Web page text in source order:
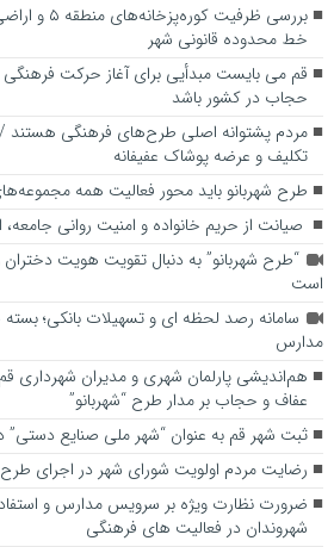
بررسی
خط محدوده قانونی شهر
قم می بایست مبدأیی برای آغاز حرکت فرهنگی
حجاب در کشور باشد
مردم پشتوانه اصلی طرح‌های فرهنگی هستند /
تکلیف و عرضه پوشاک عفیفانه
طرح شهربانو باید محور فعالیت همه
صیانت از حریم خانواده و امنیت روانی
“طرح شهربانو” به دنبال تقویت هویت دختران
است
سامانه رصد لحظه ای و تسهیلات بانکی؛
مدارس
هم‌اندیشی پارلمان شهری و مدیران شهرداری
عفاف و حجاب بر مدار طرح “شهربانو”
ثبت شهر قم به عنوان “شهر ملی صنایع
رضایت مردم اولویت شورای شهر در اجرای
ضرورت نظارت ویژه بر سرویس مدارس و
شهروندان در فعالیت های فرهنگی